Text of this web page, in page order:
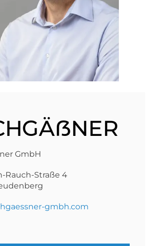
GmbH
Rauch-Straße 4
gmbh.com